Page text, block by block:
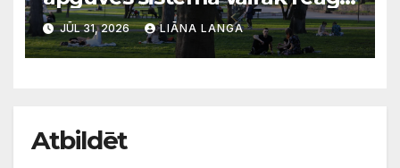
uz krīzēm nekā ilgtermiņa
migrācijas tendencēm
JŪL 31, 2026 LIĀNA LANGA
Atbildēt